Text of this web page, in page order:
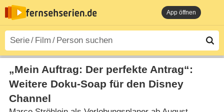
App öffnen
„Mein Auftrag: Der perfekte Antrag“:
Weitere Doku-Soap für den Disney
Channel